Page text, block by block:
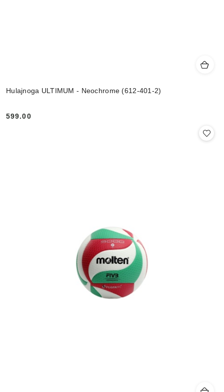
Hulajnoga ULTIMUM - Neochrome (612-401-2)
Cena:
599.00